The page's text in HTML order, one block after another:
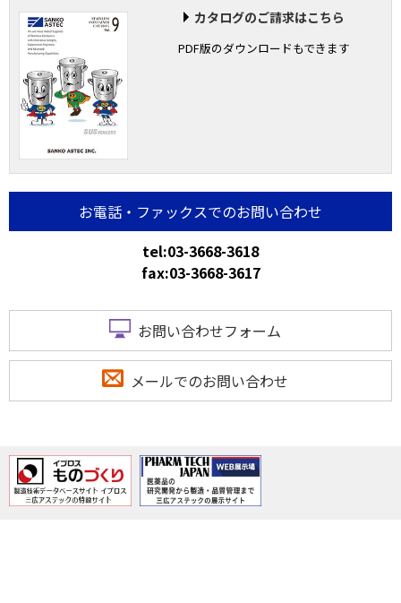
カタログのご請求はこちら
PDF版のダウンロードもできます
お電話・ファックスでのお問い合わせ
tel:03-3668-3618
fax:03-3668-3617
お問い合わせフォーム
メールでのお問い合わせ